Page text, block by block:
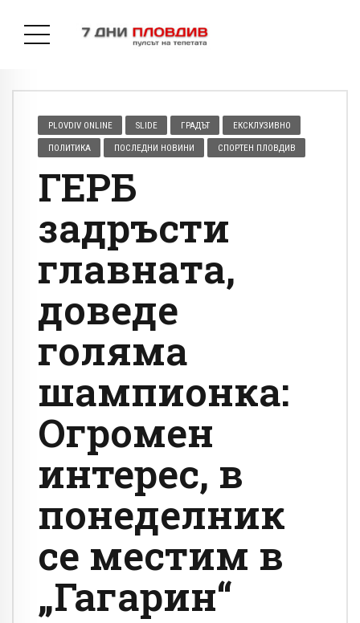
PLOVDIV ONLINE SLIDE ГРАДЪТ ЕКСКЛУЗИВНО
ПОЛИТИКА ПОСЛЕДНИ НОВИНИ СПОРТЕН ПЛОВДИВ
ГЕРБ
задръсти
главната,
доведе
голяма
шампионка:
Огромен
интерес, в
понеделник
се местим в
„Гагарин“